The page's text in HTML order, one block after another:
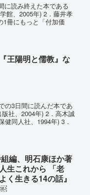
に読み終えた本である
館、2005年) 2．藤井孝
1冊にもっと「付加価
王陽明と儒教』な
の3日間に読んだ本であ
社、2004年) 2．高木誠
健同人社、1994年) 3．
編、明石康ほか著
生これから 「老
く生きる14の話』
￼